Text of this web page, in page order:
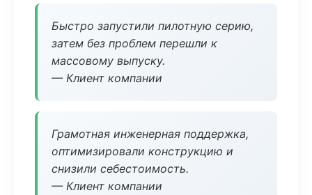
Быстро запустили пилотную серию,
затем без проблем перешли к
массовому выпуску.
— Клиент компании
Грамотная инженерная поддержка,
оптимизировали конструкцию и
снизили себестоимость.
— Клиент компании